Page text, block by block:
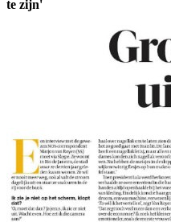
te zijn'